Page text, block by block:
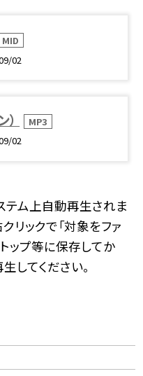
MID
02
MP3
02
テム上自動再生されま
リックで「対象をファ
ップ等に保存してか
してください。